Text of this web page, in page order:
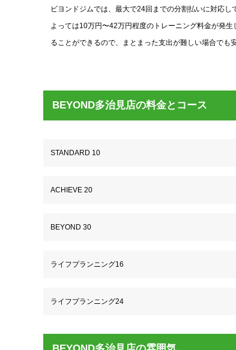
ビヨンドジムでは、最大で24回までの分割払いに対応
よっては10万円〜42万円程度のトレーニング料金が発
ることができるので、まとまった支出が難しい場合でも
BEYOND多治見店の料金とコース
STANDARD 10
ACHIEVE 20
BEYOND 30
ライフプランニング16
ライフプランニング24